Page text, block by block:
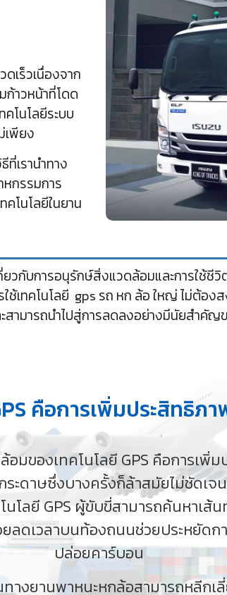
เร็วเนื่องจาก
ก้าวหน้าที่โดด
โนโลยีระบบ
เพียง
เรานำทาง
กรรมการ
โนโลยีในยาน
ยวกับการอนุรักษ์สิ่งแวดล้อมและการใช้ชี
เทคโนโลยี gps รถ หก ล้อ ใหญ่ ไม่ต้อง
ามารถนำไปสู่การลดลงอย่างมีนัยสำคัญ
คือการเพิ่มประสิทธิภ
มของเทคโนโลยี GPS คือการเพิ่
ดาษซึ่งบางครั้งก็ล้าสมัยไม่ชัดเจ
นโลยี GPS ผู้ขับขี่สามารถค้นหาเส้
ลดเวลาบนท้องถนนช่วยประหยัดก
ปล่อยคาร์บอน
างยานพาหนะหกล้อสามารถหลีกเ